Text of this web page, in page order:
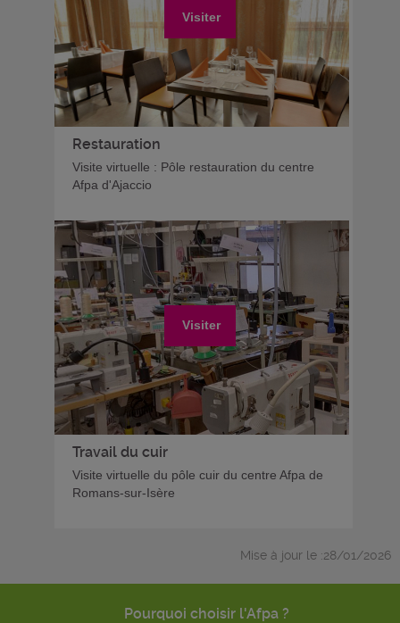
Visiter
Restauration
Visite virtuelle : Pôle restauration du centre
Afpa d'Ajaccio
Visiter
Travail du cuir
Visite virtuelle du pôle cuir du centre Afpa de
Romans-sur-Isère
Mise à jour le :28/01/2026
Pourquoi choisir l'Afpa ?